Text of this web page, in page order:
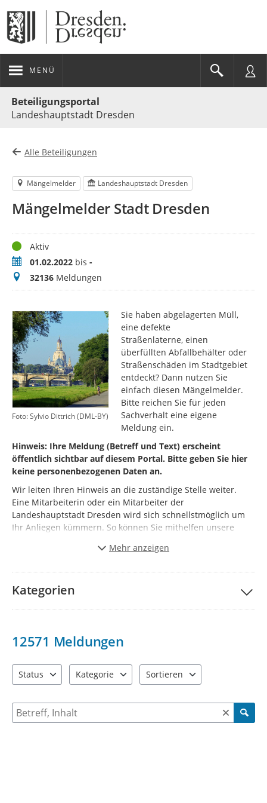
MENÜ
Beteiligungsportal
Landeshauptstadt Dresden
Alle Beteiligungen
Mängelmelder Landeshauptstadt Dresden
Mängelmelder Stadt Dresden
StatusAktiv
Zeitraum01.02.2022 bis -
Meldungen
32136 Meldungen
Foto: Sylvio Dittrich (DML-BY)
Sie haben abgelagerten Müll,
eine defekte
Straßenlaterne, einen
überfüllten Abfallbehälter oder
Straßenschäden im Stadtgebiet
entdeckt? Dann nutzen Sie
einfach diesen Mängelmelder.
Bitte reichen Sie für jeden
Sachverhalt eine eigene
Meldung ein.
Hinweis: Ihre Meldung (Betreff und Text) erscheint
öffentlich sichtbar auf diesem Portal. Bitte geben Sie hier
keine personenbezogenen Daten an.
Wir leiten Ihren Hinweis an die zuständige Stelle weiter.
Eine Mitarbeiterin oder ein Mitarbeiter der
Landeshauptstadt Dresden wird sich schnellstmöglich um
Ihr Anliegen kümmern. So können Sie mithelfen unsere
Mehr anzeigen
Kategorien
12571 Meldungen
Status
Kategorie
Sortieren
Suche nach Meldungen und Kommentaren